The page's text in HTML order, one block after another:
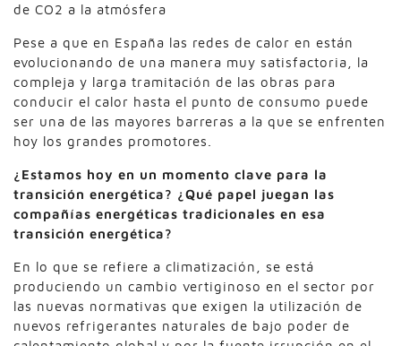
de CO2 a la atmósfera
Pese a que en España las redes de calor en están
evolucionando de una manera muy satisfactoria, la
compleja y larga tramitación de las obras para
conducir el calor hasta el punto de consumo puede
ser una de las mayores barreras a la que se enfrenten
hoy los grandes promotores.
¿Estamos hoy en un momento clave para la
transición energética? ¿Qué papel juegan las
compañías energéticas tradicionales en esa
transición energética?
En lo que se refiere a climatización, se está
produciendo un cambio vertiginoso en el sector por
las nuevas normativas que exigen la utilización de
nuevos refrigerantes naturales de bajo poder de